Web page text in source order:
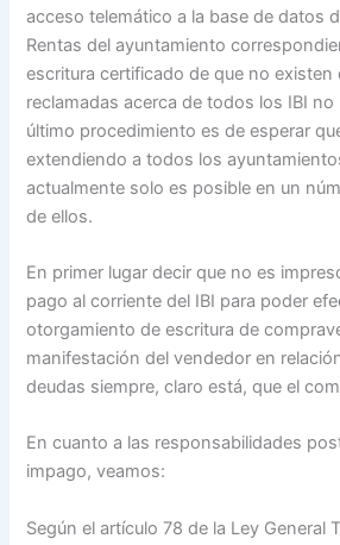
acceso telemático a la base de datos
Rentas del ayuntamiento
escritura certificado de que no existen
reclamadas acerca de todos los IBI
último procedimiento es de esperar
extendiendo a todos los
actualmente solo es posible en un
de ellos.
En primer lugar decir que no es
pago al corriente del IBI para poder
otorgamiento de escritura de
manifestación del vendedor en
deudas siempre, claro está, que el
En cuanto a las responsabilidades
impago, veamos:
Según el artículo 78 de la Ley General